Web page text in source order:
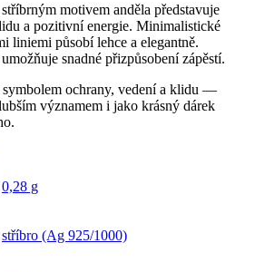
motivem anděla představuje
a pozitivní energie. Minimalistické
liniemi působí lehce a elegantně.
snadné přizpůsobení zápěstí.
ochrany, vedení a klidu —
významem i jako krásný dárek
0,28 g
stříbro (Ag 925/1000)